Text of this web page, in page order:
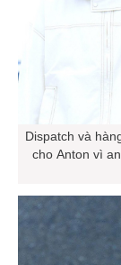
Dispatch và
cho Anton vì